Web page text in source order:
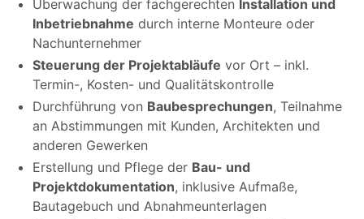
Überwachung der fachgerechten Installation und
Inbetriebnahme durch interne Monteure oder
Nachunternehmer
Steuerung der Projektabläufe vor Ort – inkl.
Termin-, Kosten- und Qualitätskontrolle
Durchführung von Baubesprechungen, Teilnahme
an Abstimmungen mit Kunden, Architekten und
anderen Gewerken
Erstellung und Pflege der Bau- und
Projektdokumentation, inklusive Aufmaße,
Bautagebuch und Abnahmeunterlagen